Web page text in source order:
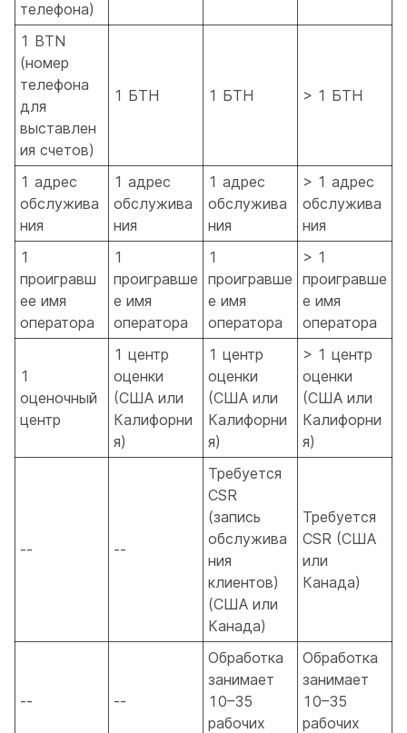
телефона)
1 BTN
(номер
телефона
для
выставлен
ия счетов)
1 БТН 1 БТН > 1 БТН
1 адрес
обслужива
ния
1 адрес
обслужива
ния
1 адрес
обслужива
ния
> 1 адрес
обслужива
ния
1
проигравш
ее имя
оператора
1
проигравше
е имя
оператора
1
проигравше
е имя
оператора
> 1
проигравше
е имя
оператора
1
оценочный
центр
1 центр
оценки
(США или
Калифорни
я)
1 центр
оценки
(США или
Калифорни
я)
> 1 центр
оценки
(США или
Калифорни
я)
-- --
Требуется
CSR
(запись
обслужива
ния
клиентов)
(США или
Канада)
Требуется
CSR (США
или
Канада)
-- --
Обработка
занимает
10–35
рабочих
Обработка
занимает
10–35
рабочих